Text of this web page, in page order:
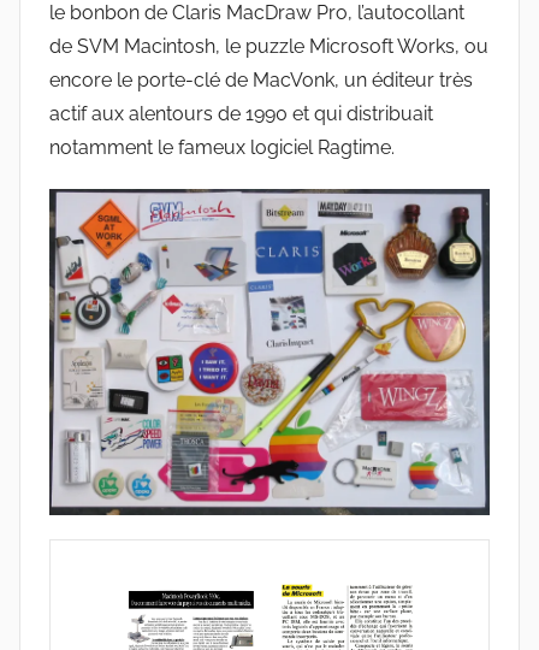
le bonbon de Claris MacDraw Pro, l’autocollant
de SVM Macintosh, le puzzle Microsoft Works, ou
encore le porte-clé de MacVonk, un éditeur très
actif aux alentours de 1990 et qui distribuait
notamment le fameux logiciel Ragtime.